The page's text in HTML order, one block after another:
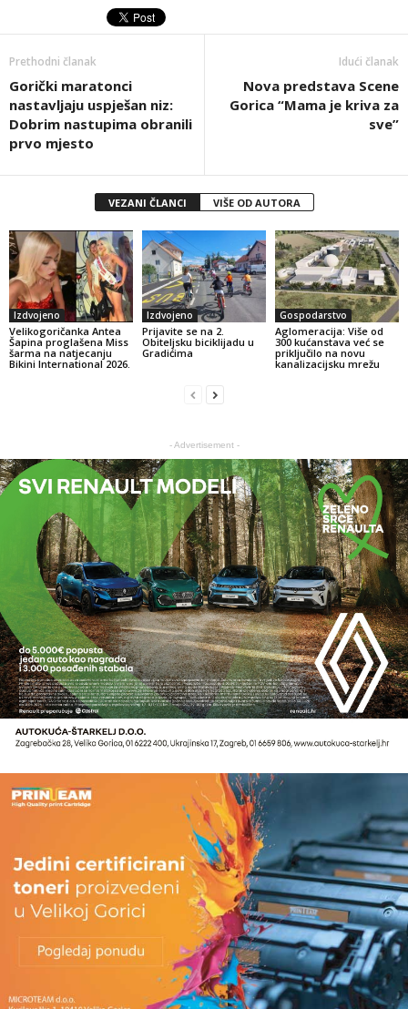
Prethodni članak
Gorički maratonci
nastavljaju uspješan niz:
Dobrim nastupima obranili
prvo mjesto
Idući članak
Nova predstava Scene
Gorica “Mama je kriva za
sve”
VEZANI ČLANCI VIŠE OD AUTORA
Izdvojeno
Velikogoričanka Antea
Šapina proglašena Miss
šarma na natjecanju
Bikini International 2026.
Izdvojeno
Prijavite se na 2.
Obiteljsku biciklijadu u
Gradićima
Gospodarstvo
Aglomeracija: Više od
300 kućanstava već se
priključilo na novu
kanalizacijsku mrežu
- Advertisement -